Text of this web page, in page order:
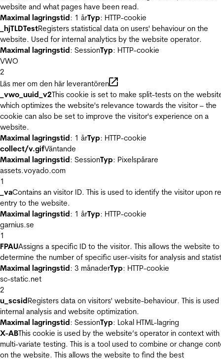
website and what pages have been read.
Maximal lagringstid: 1 årTyp: HTTP-cookie
_hjTLDTestRegisters statistical data on users' behaviour on the
website. Used for internal analytics by the website operator.
Maximal lagringstid: SessionTyp: HTTP-cookie
VWO
2
Läs mer om den här leverantören
_vwo_uuid_v2This cookie is set to make split-tests on the
which optimizes the website's relevance towards the visitor – the
cookie can also be set to improve the visitor's experience on a
website.
Maximal lagringstid: 1 årTyp: HTTP-cookie
collect/v.gifVäntande
Maximal lagringstid: SessionTyp: Pixelspårare
assets.voyado.com
1
_vaContains an visitor ID. This is used to identify the visitor upon
entry to the website.
Maximal lagringstid: 1 årTyp: HTTP-cookie
garnius.se
1
FPAUAssigns a specific ID to the visitor. This allows the website to
determine the number of specific user-visits for analysis and
Maximal lagringstid: 3 månaderTyp: HTTP-cookie
sc-static.net
2
u_scsidRegisters data on visitors' website-behaviour. This is
internal analysis and website optimization.
Maximal lagringstid: SessionTyp: Lokal HTML-lagring
X-ABThis cookie is used by the website’s operator in context with
multi-variate testing. This is a tool used to combine or change
on the website. This allows the website to find the best